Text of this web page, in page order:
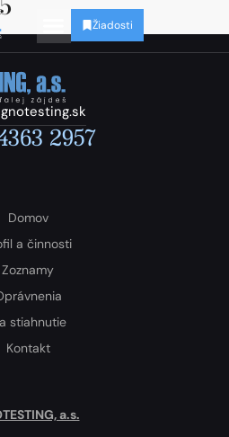
Žiadosti
2957
Domov
a činnosti
Zoznamy
stiahnutie
Kontakt
a.s.